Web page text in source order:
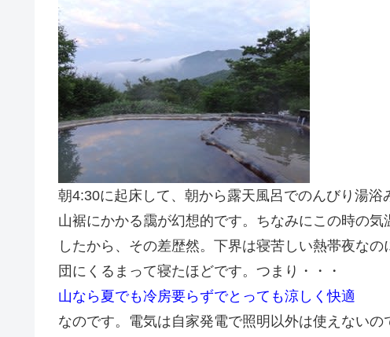
朝4:30に起床して、朝から露天風呂でのんびり湯浴
山裾にかかる靄が幻想的です。ちなみにこの時の
したから、その差歴然。下界は寝苦しい熱帯夜な
団にくるまって寝たほどです。つまり・・・
山なら夏でも冷房要らずでとっても涼しく快適
なのです。電気は自家発電で照明以外は使えない